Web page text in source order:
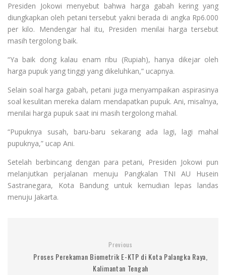
Presiden Jokowi menyebut bahwa harga gabah kering yang
diungkapkan oleh petani tersebut yakni berada di angka Rp6.000
per kilo. Mendengar hal itu, Presiden menilai harga tersebut
masih tergolong baik.
“Ya baik dong kalau enam ribu (Rupiah), hanya dikejar oleh
harga pupuk yang tinggi yang dikeluhkan,” ucapnya.
Selain soal harga gabah, petani juga menyampaikan aspirasinya
soal kesulitan mereka dalam mendapatkan pupuk. Ani, misalnya,
menilai harga pupuk saat ini masih tergolong mahal.
“Pupuknya susah, baru-baru sekarang ada lagi, lagi mahal
pupuknya,” ucap Ani.
Setelah berbincang dengan para petani, Presiden Jokowi pun
melanjutkan perjalanan menuju Pangkalan TNI AU Husein
Sastranegara, Kota Bandung untuk kemudian lepas landas
menuju Jakarta.
Previous
Proses Perekaman Biometrik E-KTP di Kota Palangka Raya,
Kalimantan Tengah